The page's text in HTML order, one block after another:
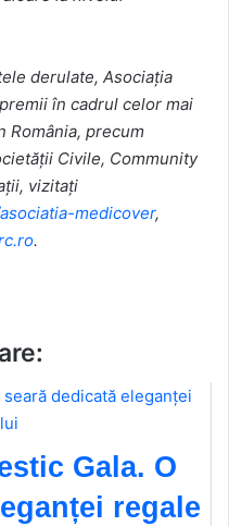
derulate, Asociația
în cadrul celor mai
România, precum
Civile, Community
vizitați
medicover,
.
Gala. O
regale